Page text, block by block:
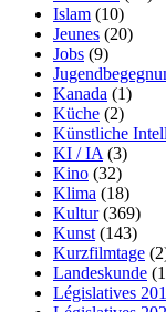
Islam (10)
Jeunes (20)
Jobs (9)
Kanada (1)
Küche (2)
Künstliche
KI / IA (3)
Kino (32)
Klima (18)
Kultur(369)
Kunst (143)
Kurzfilmtage
Landeskunde
Législatives